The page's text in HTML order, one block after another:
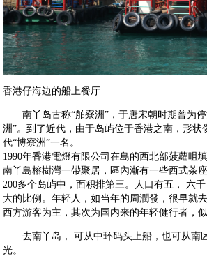
香港仔海边的船上餐厅
南丫岛古称“舶寮洲”，于唐宋朝时期曾为停
洲”。到了近代，由于岛屿位于香港之南，形状
代“博寮洲”一名。
1990年香港電燈有限公司在島的西北部菠蘿咀
南丫島榕樹灣一帶聚居，區內漸有一些西式茶
200多个岛屿中，面积排第三。人口有五， 六
大的比例。年轻人，如当年的周潤發，很早就
西方游客为主，其次为国内来的年轻健行者，
去南丫岛， 可从中环码头上船，也可从南
光。